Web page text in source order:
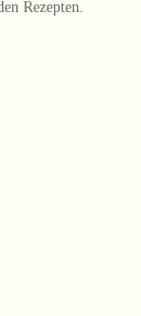
Rezepten.